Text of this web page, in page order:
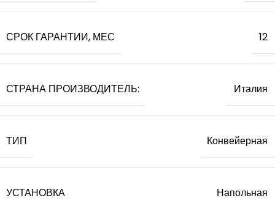
СРОК ГАРАНТИИ, МЕС 12
СТРАНА ПРОИЗВОДИТЕЛЬ: Италия
ТИП Конвейерная
УСТАНОВКА Напольная